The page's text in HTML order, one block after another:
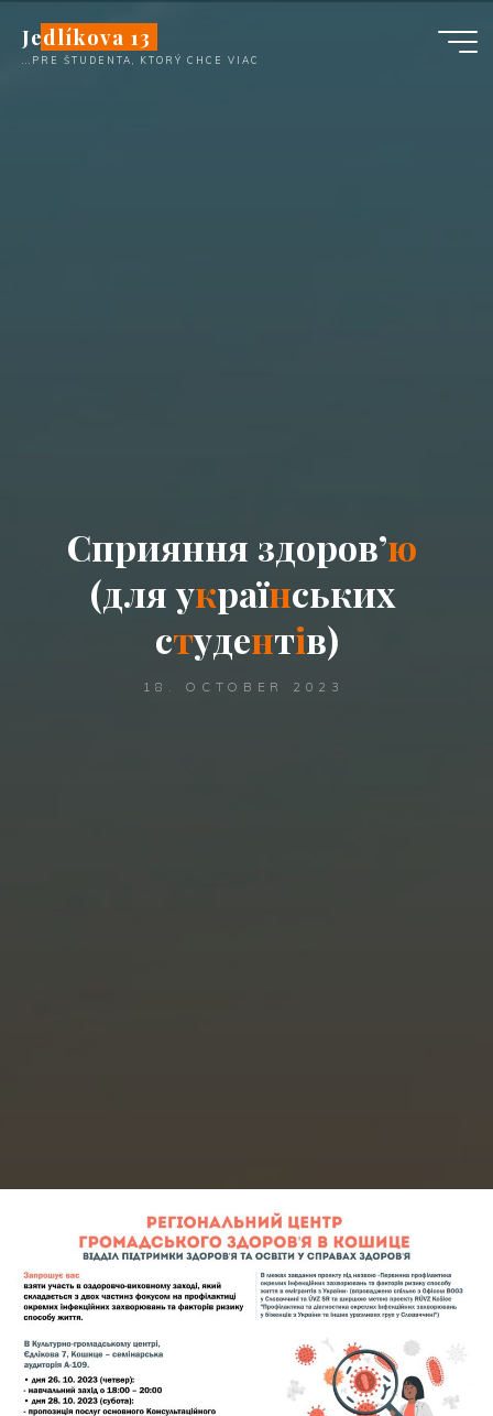
content
Jedlíkova 13
...PRE ŠTUDENTA, KTORÝ CHCE VIAC
Сприяння здоров’ю
(дляукраїнських
студентів)
18. OCTOBER 2023